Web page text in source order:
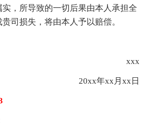
，所导致的一切后果由本人承担全
司损失，将由本人予以赔偿。
xxx
20xx年xx月xx日